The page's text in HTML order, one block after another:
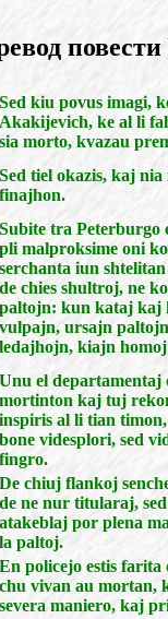
Sed kiu povus imagi,
Akakijevich, ke al li
sia morto, kvazau
Sed tiel okazis, kaj
finajhon.
Subite tra
pli malproksime oni
serchanta iun
de chies shultroj, ne
paltojn: kun kataj kaj
vulpajn, ursajn
ledajhojn, kiajn
Unu el
mortinton kaj tuj
inspiris al li tian
bone videsplori, sed
fingro.
De chiuj flankoj
de ne nur titularaj,
atakeblaj por plena
la paltoj.
En policejo estis
chu vivan au mortan,
severa maniero, kaj